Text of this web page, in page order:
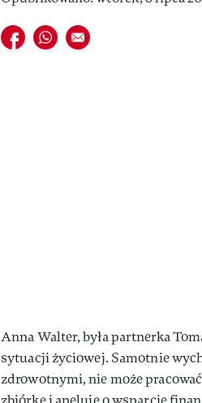
Udostępnij na facebook
Udostępnij na whatsapp
E-mail do przyjaciela
Anna Walter, była partnerka
sytuacji życiowej. Samotnie
zdrowotnymi, nie może